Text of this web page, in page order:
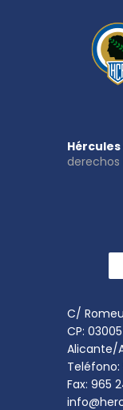
derechos
C/
CP: 03005
Alicante/
Teléfono:
Fax: 965